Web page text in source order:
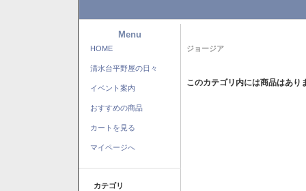
Menu
HOME
清水台平野屋の日々
イベント案内
おすすめの商品
カートを見る
マイページへ
カテゴリ
ジョージア
このカテゴリ内には商品はあり